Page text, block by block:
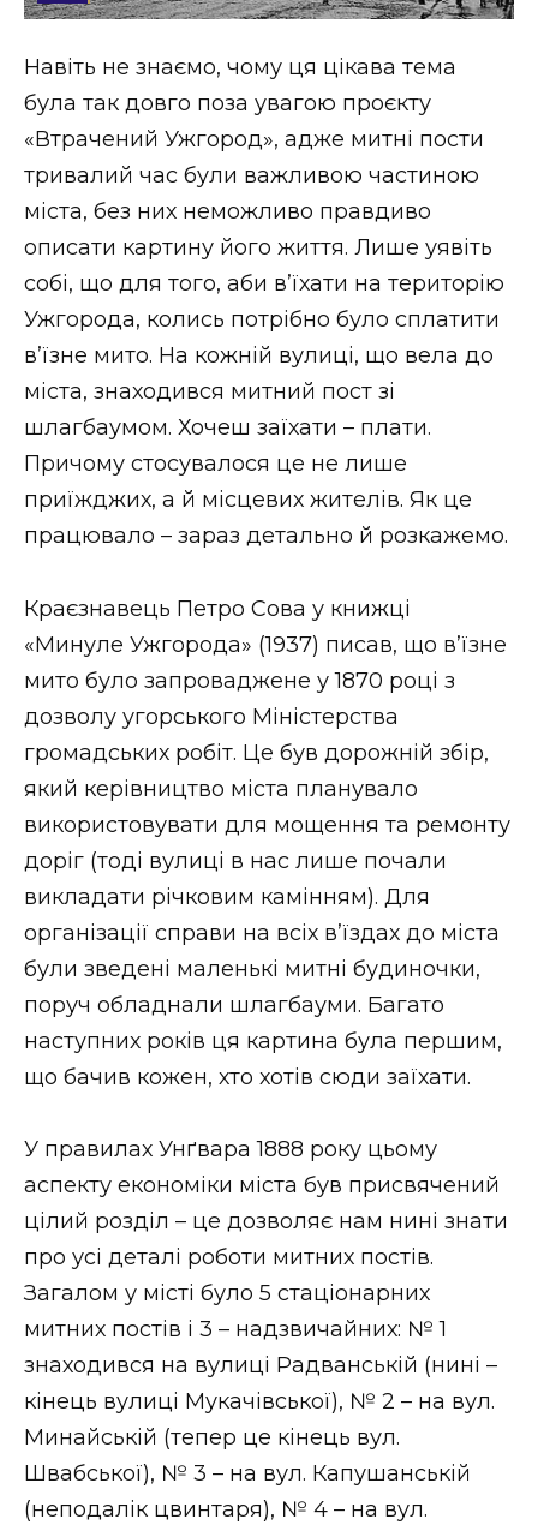
Стиль життя
Втрачений Ужгород
Втрачений Ужгород (відеоверсія)
ЗАКАРПАТСЬКІ НОВИНИ
НОВИНИ ЗАХІДНОЇ УКРАЇНИ
ФОТО
ВІДЕО
Навіть не знаємо, чому ця цікава тема
була так довго поза увагою проєкту
«Втрачений Ужгород», адже митні пости
тривалий час були важливою частиною
міста, без них неможливо правдиво
описати картину його життя. Лише уявіть
собі, що для того, аби в’їхати на територію
Ужгорода, колись потрібно було сплатити
в’їзне мито. На кожній вулиці, що вела до
міста, знаходився митний пост зі
шлагбаумом. Хочеш заїхати – плати.
Причому стосувалося це не лише
приїжджих, а й місцевих жителів. Як це
працювало – зараз детально й розкажемо.
Краєзнавець Петро Сова у книжці
«Минуле Ужгорода» (1937) писав, що в’їзне
мито було запроваджене у 1870 році з
дозволу угорського Міністерства
громадських робіт. Це був дорожній збір,
який керівництво міста планувало
використовувати для мощення та ремонту
доріг (тоді вулиці в нас лише почали
викладати річковим камінням). Для
організації справи на всіх в’їздах до міста
були зведені маленькі митні будиночки,
поруч обладнали шлагбауми. Багато
наступних років ця картина була першим,
що бачив кожен, хто хотів сюди заїхати.
У правилах Унґвара 1888 року цьому
аспекту економіки міста був присвячений
цілий розділ – це дозволяє нам нині знати
про усі деталі роботи митних постів.
Загалом у місті було 5 стаціонарних
митних постів і 3 – надзвичайних: № 1
знаходився на вулиці Радванській (нині –
кінець вулиці Мукачівської), № 2 – на вул.
Минайській (тепер це кінець вул.
Швабської), № 3 – на вул. Капушанській
(неподалік цвинтаря), № 4 – на вул.